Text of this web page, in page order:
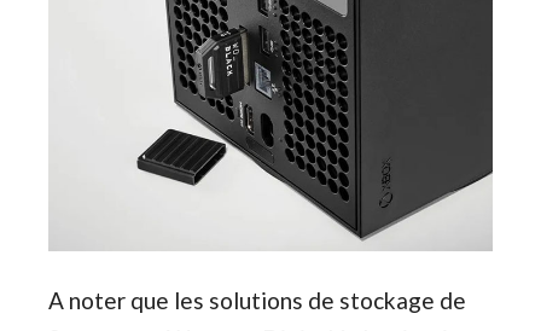
A noter que les solutions de stockage de